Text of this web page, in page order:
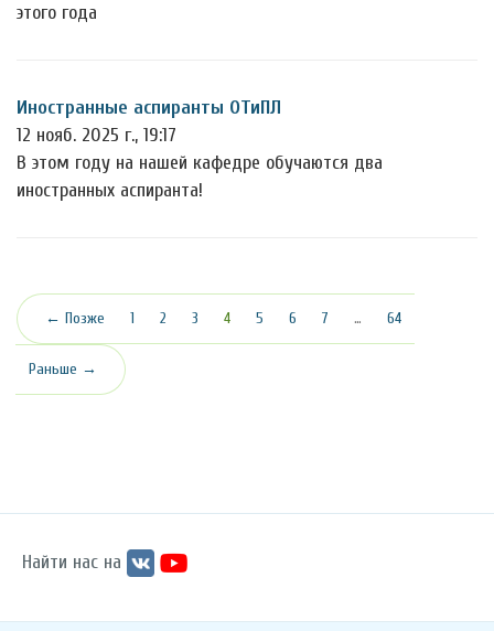
этого года
Иностранные аспиранты ОТиПЛ
12 нояб. 2025 г., 19:17
В этом году на нашей кафедре обучаются два
иностранных аспиранта!
← Позже 1 2 3 4(текущая)
5 6 7 … 64
Раньше →
Найти нас на